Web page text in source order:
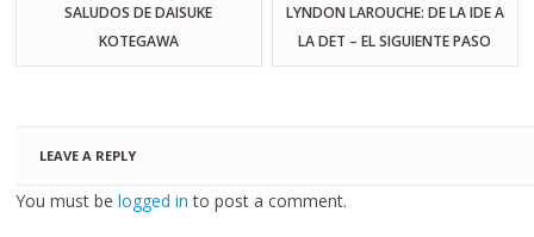
SALUDOS DE DAISUKE
KOTEGAWA
LYNDON LAROUCHE: DE LA IDE A
LA DET – EL SIGUIENTE PASO
LEAVE A REPLY
You must belogged in to post a comment.